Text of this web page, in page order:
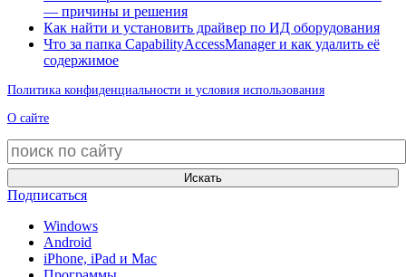
— причины и решения
Как найти и установить драйвер по ИД оборудования
Что за папка CapabilityAccessManager и как удалить её
содержимое
Политика конфиденциальности и условия использования
О сайте
Искать
Подписаться
Windows
Android
iPhone, iPad и Mac